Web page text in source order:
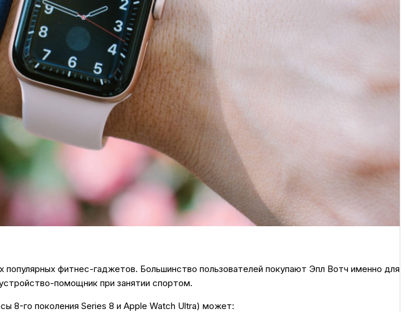
фитнес-гаджетов. Большинство пользователей покупают Эпл Вотч именно для
помощник при занятии спортом.
8-го поколения Series 8 и Apple Watch Ultra) может: